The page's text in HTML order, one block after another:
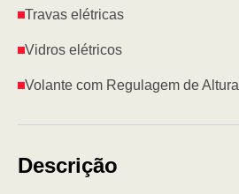
Travas elétricas
Vidros elétricos
Volante com Regulagem de Altura
Descrição